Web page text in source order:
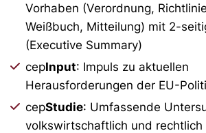
Vorhaben (Verordnung,
Weißbuch, Mitteilung) mit 2-
(Executive Summary)
cepInput: Impuls zu aktuellen
Herausforderungen der EU-
cepStudie: Umfassende
volkswirtschaftlich und rechtlich